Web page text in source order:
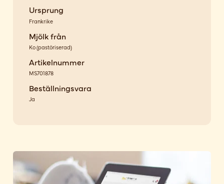
Ursprung
Frankrike
Mjölk från
Ko(pastöriserad)
Artikelnummer
MS701878
Beställningsvara
Ja